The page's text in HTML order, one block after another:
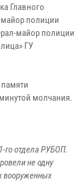
Главного
майор полиции
майор полиции
ГУ
молчания.
го отдела РУБОП.
не одну
вооруженных